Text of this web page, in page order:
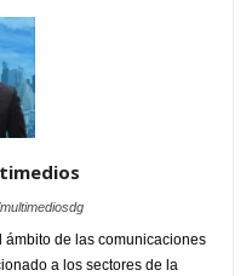
de las comunicaciones
a los sectores de la